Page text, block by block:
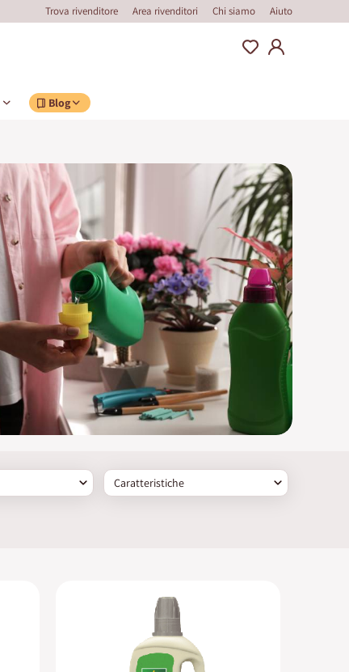
Trova rivenditore Area rivenditori Chi siamo Aiuto
Blog
Caratteristiche